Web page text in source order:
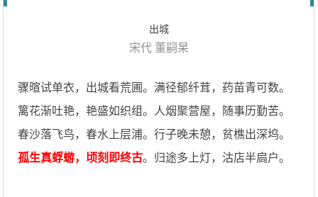
出城
宋代 董嗣杲
骤暄试单衣，出城看荒圃。满径郁纤茸，药苗青可数。
篱花渐吐艳，艳盛如织组。人烟聚营屋，随事历勤苦。
春沙落飞鸟，春水上层浦。行子晚未憩，贫樵出深坞。
孤生真蜉蝣，顷刻即终古。归途多上灯，沽店半扃户。